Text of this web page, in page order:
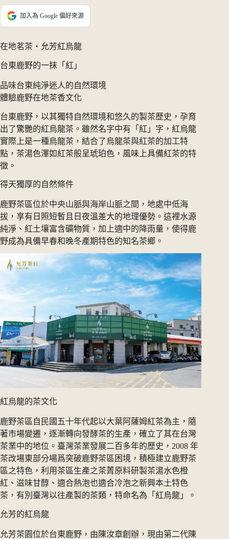
加入為 Google 偏好來源
在地茗茶・允芳紅烏龍
台東鹿野的一抹「紅」
品味台東純淨迷人的自然環境
體驗鹿野在地茶香文化
台東鹿野，以其獨特自然環境和悠久的製茶歷史，孕育
出了驚艷的紅烏龍茶。雖然名字中有「紅」字，紅烏龍
實際上是一種烏龍茶，結合了烏龍茶與紅茶的加工特
點，茶湯色澤如紅茶般呈琥珀色，風味上具備紅茶的特
徵。
得天獨厚的自然條件
鹿野茶區位於中央山脈與海岸山脈之間，地處中低海
拔，享有日照短暫且日夜溫差大的地理優勢。這裡水源
純淨、紅土壤富含礦物質，加上適中的降雨量，使得鹿
野成為具備早春和晚冬產期特色的知名茶鄉。
紅烏龍的茶文化
鹿野茶區自民國五十年代起以大葉阿薩姆紅茶為主，隨
著市場變遷，逐漸轉向發酵茶的生產，確立了其在台灣
茶業中的地位。臺灣茶業發展二百多年的歷史，2008 年
茶改場東部分場爲突破鹿野茶區困境，積極建立鹿野茶
區之特色，利用茶區生產之茶菁原料研製茶湯水色橙
紅、滋味甘醇、適合熱泡也適合冷泡之新興本土特色
茶，有別臺灣以往產製的茶類，特命名為「紅烏龍」。
允芳的紅烏龍
允芳茶園位於台東鹿野，由陳汝章創辦，現由第二代陳